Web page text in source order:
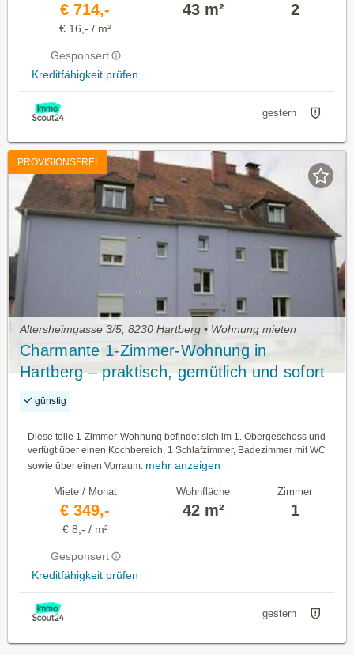
€ 714,-
€ 16,- / m²
Gesponsert
Kreditfähigkeit prüfen
43 m² 2
gestern
PROVISIONSFREI
Altersheimgasse 3/5, 8230 Hartberg • Wohnung mieten
Charmante 1-Zimmer-Wohnung in
Hartberg – praktisch, gemütlich und sofort
verfügbar - Miete - 1 Zimmer
günstig
Diese tolle 1-Zimmer-Wohnung befindet sich im 1. Obergeschoss und
verfügt über einen Kochbereich, 1 Schlafzimmer, Badezimmer mit WC
sowie über einen Vorraum. mehr anzeigen
Miete / Monat
€ 349,-
€ 8,- / m²
Gesponsert
Kreditfähigkeit prüfen
Wohnfläche
42 m²
Zimmer
1
gestern